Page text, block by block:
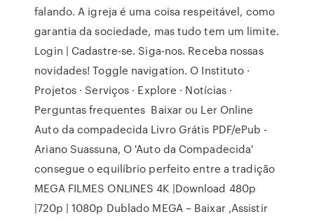
falando. A igreja é uma coisa respeitável, como
garantia da sociedade, mas tudo tem um limite.
Login | Cadastre-se. Siga-nos. Receba nossas
novidades! Toggle navigation. O Instituto ·
Projetos · Serviços · Explore · Notícias ·
Perguntas frequentes Baixar ou Ler Online
Auto da compadecida Livro Grátis PDF/ePub -
Ariano Suassuna, O 'Auto da Compadecida'
consegue o equilíbrio perfeito entre a tradição
MEGA FILMES ONLINES 4K |Download 480p
|720p | 1080p Dublado MEGA – Baixar ,Assistir